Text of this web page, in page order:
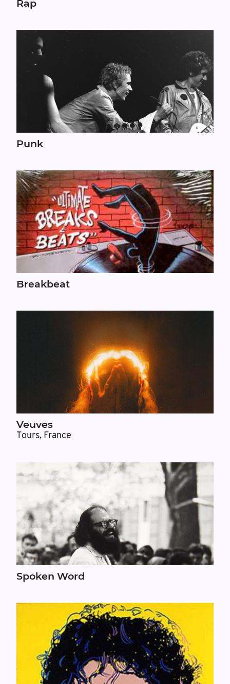
Rap
Punk
Breakbeat
Veuves
Tours, France
Spoken Word